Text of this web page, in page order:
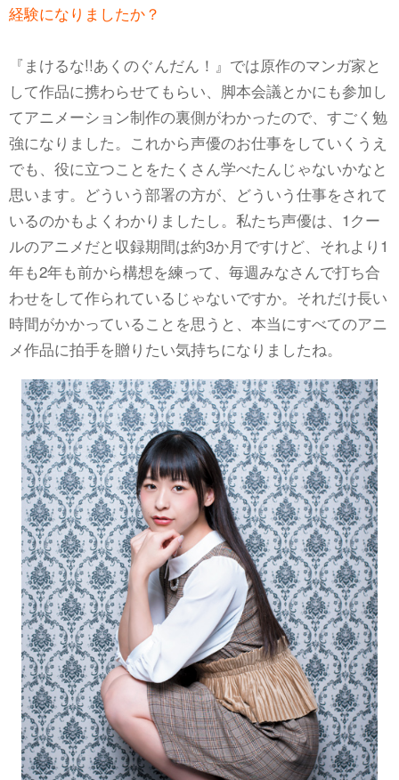
経験になりましたか？
『まけるな!!あくのぐんだん！』では原作のマンガ家と
して作品に携わらせてもらい、脚本会議とかにも参加し
てアニメーション制作の裏側がわかったので、すごく勉
強になりました。これから声優のお仕事をしていくうえ
でも、役に立つことをたくさん学べたんじゃないかなと
思います。どういう部署の方が、どういう仕事をされて
いるのかもよくわかりましたし。私たち声優は、1クー
ルのアニメだと収録期間は約3か月ですけど、それより1
年も2年も前から構想を練って、毎週みなさんで打ち合
わせをして作られているじゃないですか。それだけ長い
時間がかかっていることを思うと、本当にすべてのアニ
メ作品に拍手を贈りたい気持ちになりましたね。